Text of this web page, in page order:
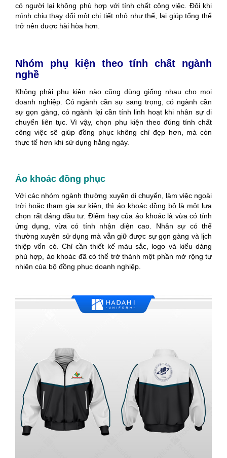
có người lại không phù hợp với tính chất công việc. Đôi khi
mình chịu thay đổi một chi tiết nhỏ như thế, lại giúp tổng thể
trở nên được hài hòa hơn.
Nhóm phụ kiện theo tính chất ngành
nghề
Không phải phụ kiện nào cũng dùng giống nhau cho mọi
doanh nghiệp. Có ngành cần sự sang trọng, có ngành cần
sự gọn gàng, có ngành lại cần tính linh hoạt khi nhân sự di
chuyển liên tục. Vì vậy, chọn phụ kiện theo đúng tính chất
công việc sẽ giúp đồng phục không chỉ đẹp hơn, mà còn
thực tế hơn khi sử dụng hằng ngày.
Áo khoác đồng phục
Với các nhóm ngành thường xuyên di chuyển, làm việc ngoài
trời hoặc tham gia sự kiện, thì áo khoác đồng bộ là một lựa
chọn rất đáng đầu tư.Điểm hay của áo khoác là vừa có tính
ứng dụng, vừa có tính nhận diện cao. Nhân sự có thể
thường xuyên sử dụng mà vẫn giữ được sự gọn gàng và lịch
thiệp vốn có. Chỉ cần thiết kế màu sắc, logo và kiểu dáng
phù hợp, áo khoác đã có thể trở thành một phần mở rộng tự
nhiên của bộ đồng phục doanh nghiệp.